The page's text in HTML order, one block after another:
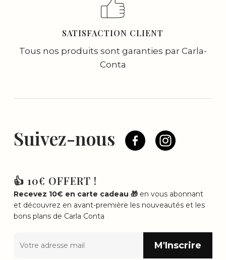
SATISFACTION CLIENT
Tous nos produits sont garanties par Carla-
Conta
Suivez-nous
👍 10€ OFFERT !
Recevez 10€ en carte cadeau 🎁en vous abonnant
et découvrez en avant-première les nouveautés et les
bons plans de Carla Conta